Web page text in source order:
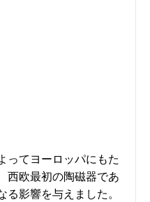
ってヨーロッパにもた
西欧最初の陶磁器であ
る影響を与えました。